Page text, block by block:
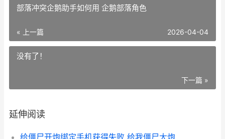
部落冲突企鹅助手如何用 企鹅部落角色
« 上一篇 2026-04-04
没有了！
下一篇 »
延伸阅读
给僵尸开炮绑定手机获得失败 给我僵尸大炮